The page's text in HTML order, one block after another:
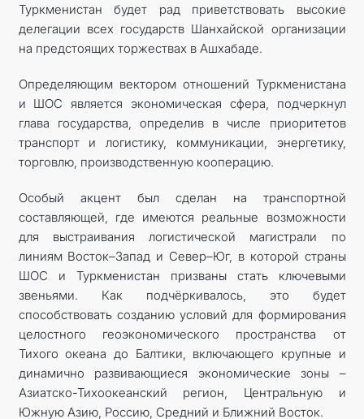
Туркменистан будет рад приветствовать высокие
делегации всех государств Шанхайской организации
на предстоящих торжествах в Ашхабаде.
Определяющим вектором отношений Туркменистана
и ШОС является экономическая сфера, подчеркнул
глава государства, определив в числе приоритетов
транспорт и логистику, коммуникации, энергетику,
торговлю, производственную кооперацию.
Особый акцент был сделан на транспортной
составляющей, где имеются реальные возможности
для выстраивания логистической магистрали по
линиям Восток–Запад и Север–Юг, в которой страны
ШОС и Туркменистан призваны стать ключевыми
звеньями. Как подчёркивалось, это будет
способствовать созданию условий для формирования
целостного геоэкономического пространства от
Тихого океана до Балтики, включающего крупные и
динамично развивающиеся экономические зоны –
Азиатско-Тихоокеанский регион, Центральную и
Южную Азию, Россию, Средний и Ближний Восток.